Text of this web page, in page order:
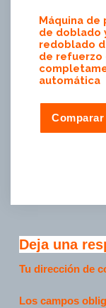
Máquina de
de doblado
redoblado
de refuerzo
automática
Comparar
Deja una
Tu dirección de
Los campos